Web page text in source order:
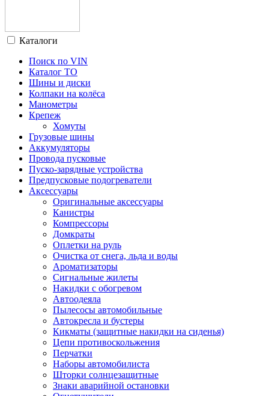
Каталоги
Поиск по VIN
Каталог ТО
Шины и диски
Колпаки на колёса
Манометры
Крепеж
Хомуты
Грузовые шины
Аккумуляторы
Провода пусковые
Пуско-зарядные устройства
Предпусковые подогреватели
Аксессуары
Оригинальные аксессуары
Канистры
Компрессоры
Домкраты
Оплетки на руль
Очистка от снега, льда и воды
Ароматизаторы
Сигнальные жилеты
Накидки с обогревом
Автоодеяла
Пылесосы автомобильные
Автокресла и бустеры
Кикматы (защитные накидки на сиденья)
Цепи противоскольжения
Перчатки
Наборы автомобилиста
Шторки солнцезащитные
Знаки аварийной остановки